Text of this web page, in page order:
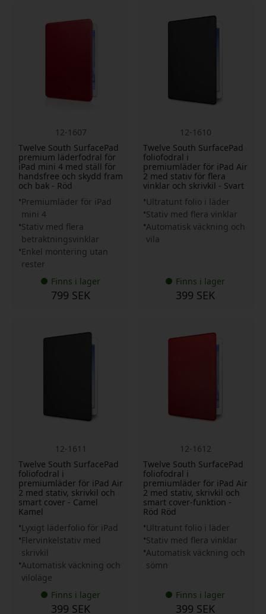
12-1607
Twelve South SurfacePad
premium läderfodral för
iPad mini 4 med ställ för
handsfree och skydd fram
och bak - Röd
Premiumläder för iPad
mini 4
Stativ med flera
betraktningsvinklar
Enkel montering utan
rester
Finns i lager
799 SEK
12-1610
Twelve South SurfacePad
foliofodral i
premiumläder för iPad Air
2 med stativ för flera
vinklar och skrivkil - Svart
Ultratunt folio i läder
Stativ med flera vinklar
Automatisk väckning och
vila
Finns i lager
399 SEK
12-1611
Twelve South SurfacePad
foliofodral i
premiumläder för iPad Air
2 med stativ, skrivkil och
smart cover - Camel
Kamel
Lyxigt läderfolio för iPad
Flervinkelstativ med
skrivkil
Automatisk väckning och
viloläge
Finns i lager
399 SEK
12-1612
Twelve South SurfacePad
foliofodral i
premiumläder för iPad Air
2 med stativ, skrivkil och
smart cover-funktion -
Röd Röd
Ultratunt folio i läder
Stativ med flera vinklar
Automatisk väckning och
sömn
Finns i lager
399 SEK